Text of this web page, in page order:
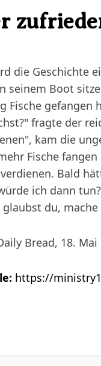
die Geschichte
seinem Boot
Fische gefangen
fragte der
kam die
Fische
Bald
ich dann
glaubst du,
Bread, 18. Mai
https://